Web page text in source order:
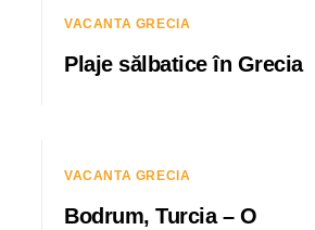
VACANTA GRECIA
Plaje sălbatice în Grecia
VACANTA GRECIA
Bodrum, Turcia – O